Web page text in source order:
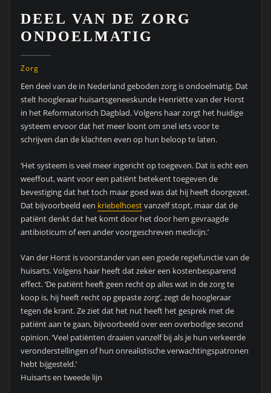
DEEL VAN DE ZORG
ONDOELMATIG
Zorg
Een deel van de in Nederland geboden zorg is ondoelmatig. Dat
stelt hoogleraar huisartsgeneeskunde Henriëtte van der Horst
in het Reformatorisch Dagblad. Volgens haar zorgt het huidige
systeem ervoor dat het meer loont om snel iets voor te
schrijven dan de klachten even op hun beloop te laten.
‘Het systeem is veel meer ingericht op toegeven. Dat is echt een
weeffout, want voor een patiënt betekent toegeven de
bevestiging dat het toch maar goed was dat hij heeft doorgezet.
Dat bijvoorbeeld een kriebelhoestvanzelf stopt, maar dat de
patiënt denkt dat het komt door het door hem gevraagde
antibioticum of een ander voorgeschreven medicijn.’
Van der Horst is voorstander van een goede regiefunctie van de
huisarts. Volgens haar heeft dat zeker een kostenbesparend
effect. ‘De patiënt heeft geen recht op alles wat in de zorg te
koop is, hij heeft recht op gepaste zorg’, zegt de hoogleraar
tegen de krant. Ze ziet dat het nut heeft het gesprek met de
patiënt aan te gaan, bijvoorbeeld over een overbodige second
opinion. ‘Veel patiënten draaien vanzelf bij als je hun verkeerde
veronderstellingen of hun onrealistische verwachtingspatronen
hebt bijgesteld.’
Huisarts en tweede lijn